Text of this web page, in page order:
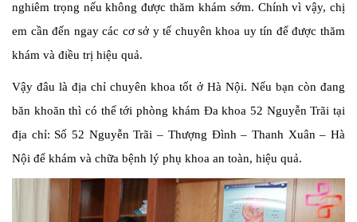
nghiêm trọng nếu không được thăm khám sớm. Chính vì vậy, chị
em cần đến ngay các cơ sở y tế chuyên khoa uy tín để được thăm
khám và điều trị hiệu quả.
Vậy đâu là địa chỉ chuyên khoa tốt ở Hà Nội. Nếu bạn còn đang
băn khoăn thì có thể tới phòng khám Đa khoa 52 Nguyễn Trãi tại
địa chỉ: Số 52 Nguyễn Trãi – Thượng Đình – Thanh Xuân – Hà
Nội để khám và chữa bệnh lý phụ khoa an toàn, hiệu quả.